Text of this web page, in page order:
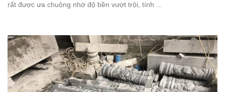
rất được ưa chuộng nhờ độ bền vượt trội, tính ...